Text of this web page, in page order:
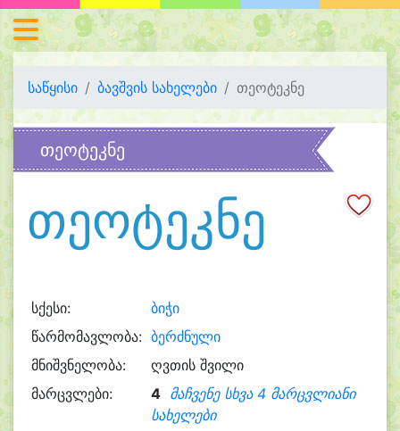
საწყისი ბავშვის სახელები თეოტეკნე
თეოტეკნე
თეოტეკნე
სქესი:
ბიჭი
წარმომავლობა: ბერძნული
მნიშვნელობა:
ღვთის შვილი
მარცვლები:
4 მაჩვენე სხვა 4 მარცვლიანი
სახელები